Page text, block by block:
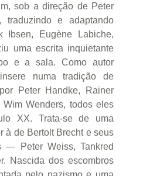
sob a direção de Peter
traduzindo e adaptando
Ibsen, Eugène Labiche,
uma escrita inquietante
e a sala. Como autor
numa tradição de
Peter Handke, Rainer
Wenders, todos eles
XX. Trata-se de uma
à de Bertolt Brecht e seus
— Peter Weiss, Tankred
Nascida dos escombros